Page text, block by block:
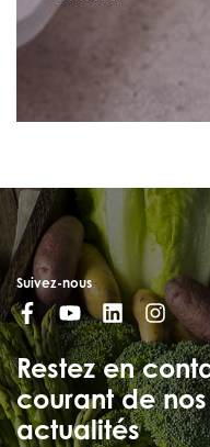
Restez en
courant de
actualités
Suivez-nous